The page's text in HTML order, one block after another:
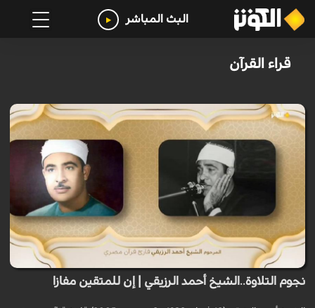
البث المباشر
قراء القرآن
نجوم التلاوة..الشيخ أحمد الرزيقي | إن للمتقين مفازا